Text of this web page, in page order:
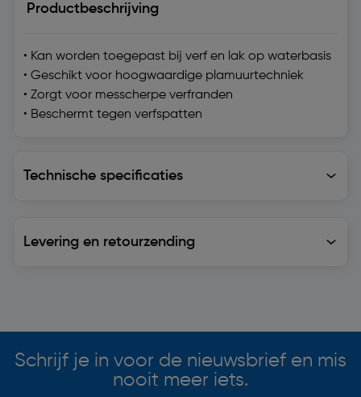
Productbeschrijving
• Kan worden toegepast bij verf en lak op waterbasis
• Geschikt voor hoogwaardige plamuurtechniek
• Zorgt voor messcherpe verfranden
• Beschermt tegen verfspatten
Technische specificaties
Levering en retourzending
Schrijf je in voor de nieuwsbrief en mis
nooit meer iets.